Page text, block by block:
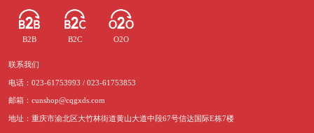
B2B B2C O2O
联系我们
电话：023-61753993 / 023-61753853
邮箱：cunshop@cqgxds.com
地址：重庆市渝北区大竹林街道黄山大道中段67号信达国际E栋7楼